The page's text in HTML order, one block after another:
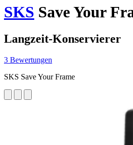
SKS Save Your
Langzeit-Konservierer
3 Bewertungen
SKS Save Your Frame